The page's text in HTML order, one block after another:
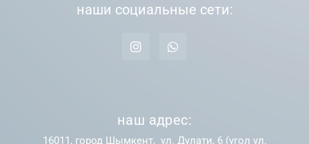
наши социальные сети:
наш адрес:
16011, город Шымкент, ул. Дулати, 6 (угол ул.